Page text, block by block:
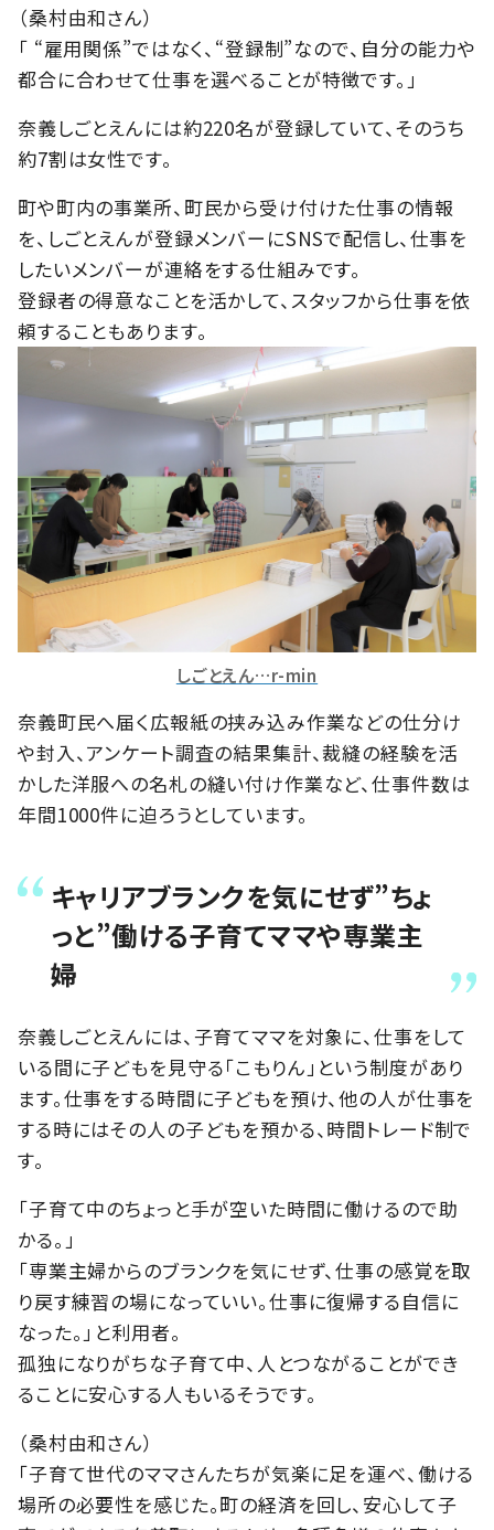
（桑村由和さん）
「 “雇用関係”ではなく、“登録制”なので、自分の能力や
都合に合わせて仕事を選べることが特徴です。」
奈義しごとえんには約220名が登録していて、そのうち
約7割は女性です。
町や町内の事業所、町民から受け付けた仕事の情報
を、しごとえんが登録メンバーにSNSで配信し、仕事を
したいメンバーが連絡をする仕組みです。
登録者の得意なことを活かして、スタッフから仕事を依
頼することもあります。
しごとえん…r-min
奈義町民へ届く広報紙の挟み込み作業などの仕分け
や封入、アンケート調査の結果集計、裁縫の経験を活
かした洋服への名札の縫い付け作業など、仕事件数は
年間1000件に迫ろうとしています。
キャリアブランクを気にせず”ちょ
っと”働ける子育てママや専業主
婦
奈義しごとえんには、子育てママを対象に、仕事をして
いる間に子どもを見守る「こもりん」という制度があり
ます。仕事をする時間に子どもを預け、他の人が仕事を
する時にはその人の子どもを預かる、時間トレード制で
す。
「子育て中のちょっと手が空いた時間に働けるので助
かる。」
「専業主婦からのブランクを気にせず、仕事の感覚を取
り戻す練習の場になっていい。仕事に復帰する自信に
なった。」と利用者。
孤独になりがちな子育て中、人とつながることができ
ることに安心する人もいるそうです。
（桑村由和さん）
「子育て世代のママさんたちが気楽に足を運べ、働ける
場所の必要性を感じた。町の経済を回し、安心して子